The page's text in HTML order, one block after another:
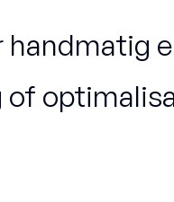
handmatig